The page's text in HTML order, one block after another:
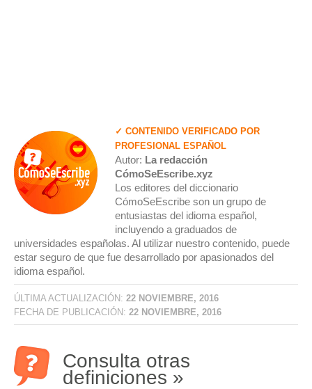
✓ CONTENIDO VERIFICADO POR
PROFESIONAL ESPAÑOL
Autor: La redacción
CómoSeEscribe.xyz
Los editores del diccionario
CómoSeEscribe son un grupo de
entusiastas del idioma español,
incluyendo a graduados de
universidades españolas. Al utilizar nuestro contenido, puede
estar seguro de que fue desarrollado por apasionados del
idioma español.
ÚLTIMA ACTUALIZACIÓN: 22 NOVIEMBRE, 2016
FECHA DE PUBLICACIÓN: 22 NOVIEMBRE, 2016
Consulta otras
definiciones »